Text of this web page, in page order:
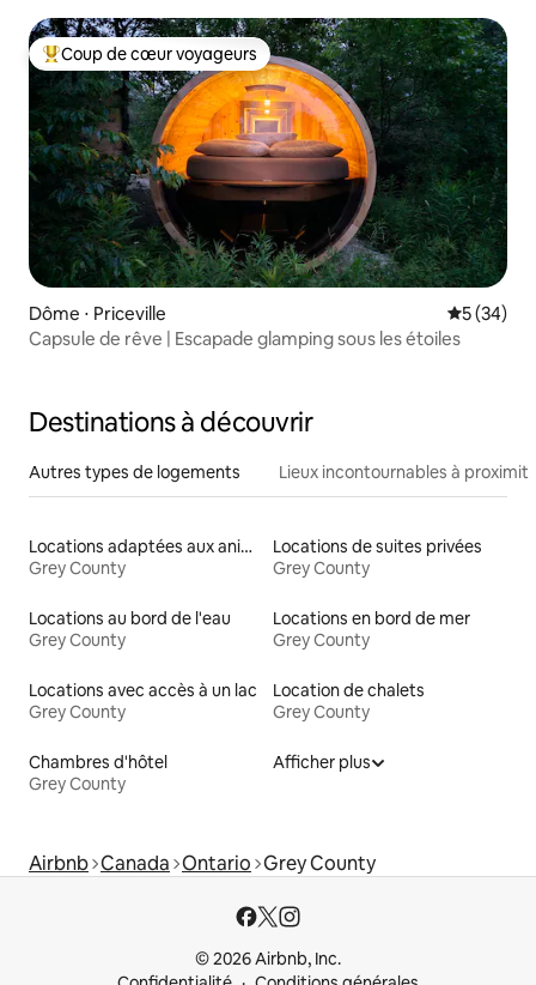
Coups de cœur voyageurs les plus appréciés
Coup de cœur voyageurs
Dôme ⋅ Priceville
5 (34)
Capsule de rêve | Escapade glamping sous les étoiles
Destinations à découvrir
Autres types de logements Lieux incontournables à
Locations adaptées aux animaux
Grey County
Locations de suites privées
Grey County
Locations au bord de l'eau
Grey County
Locations en bord de mer
Grey County
Locations avec accès à un lac
Grey County
Location de chalets
Grey County
Chambres d'hôtel
Grey County
Afficher plus
Airbnb Canada Ontario Grey County
© 2026 Airbnb, Inc.